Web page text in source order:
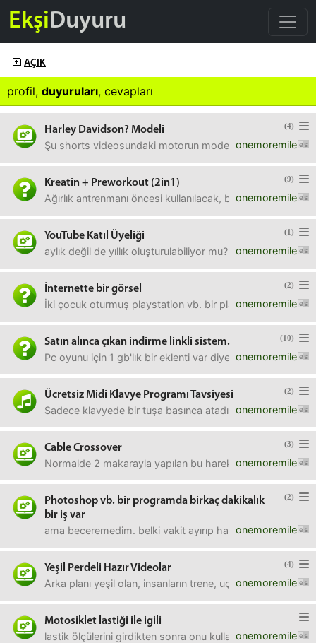
EkşiDuyuru
AÇIK
profil, duyuruları, cevapları
(4)
Harley Davidson? Modeli
onemoremile
Şu shorts videosundaki motorun modelini bilen var
(9)
Kreatin + Preworkout (2in1)
onemoremile
Ağırlık antrenmanı öncesi kullanılacak, biraz
(1)
YouTube Katıl Üyeliği
onemoremile
aylık değil de yıllık oluşturulabiliyor mu? Veya süresiz,
(2)
İnternette bir görsel
onemoremile
İki çocuk oturmuş playstation vb. bir platformda kablolu
(10)
Satın alınca çıkan indirme linkli sistem.
onemoremile
Pc oyunu için 1 gb'lık bir eklenti var diyelim.Bunu
(2)
Ücretsiz Midi Klavye Programı Tavsiyesi
onemoremile
Sadece klavyede bir tuşa basınca atadığımız sesi
(3)
Cable Crossover
onemoremile
Normalde 2 makarayla yapılan bu hareketin tek
(2)
Photoshop vb. bir programda birkaç dakikalık
bir iş var
onemoremile
ama beceremedim. belki vakit ayırıp halledebilen
(4)
Yeşil Perdeli Hazır Videolar
onemoremile
Arka planı yeşil olan, insanların trene, uçağa, inip
Motosiklet lastiği ile igili
onemoremile
lastik ölçülerini girdikten sonra onu kullanan motor marka